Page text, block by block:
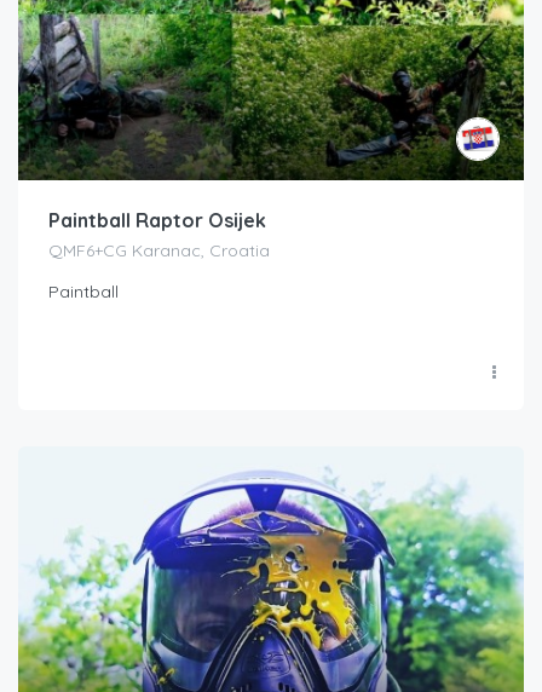
Paintball Raptor Osijek
QMF6+CG Karanac, Croatia
Paintball